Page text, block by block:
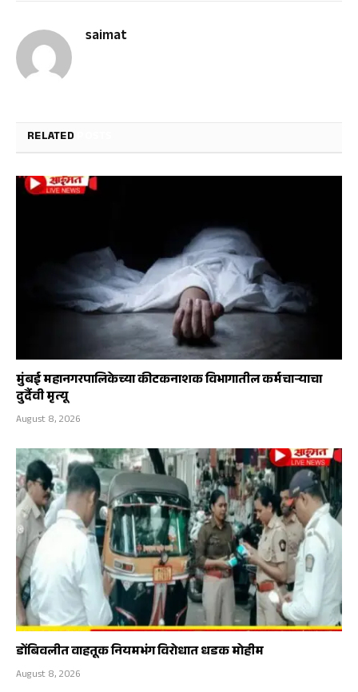
saimat
RELATED
मुंबई महानगरपालिकेच्या कीटकनाशक विभागातील कर्मचाऱ्याचा
दुर्दैवी मृत्यू
August 8, 2026
डोंबिवलीत वाहतूक नियमभंग विरोधात धडक मोहीम
August 8, 2026